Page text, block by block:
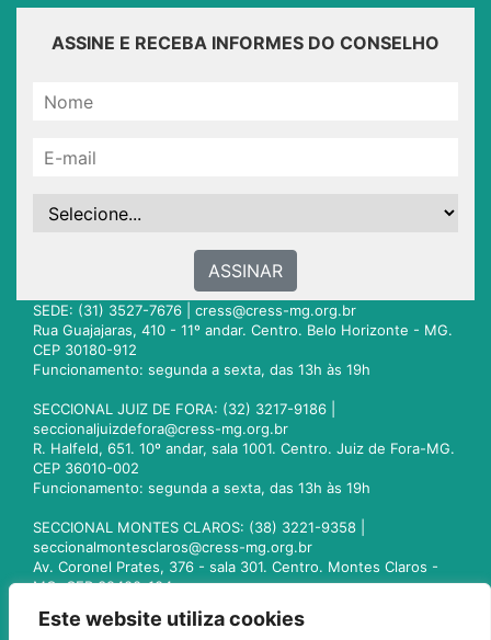
Este website utiliza cookies
ASSINE E RECEBA INFORMES DO CONSELHO
ASSINAR
SEDE: (31) 3527-7676 | cress@cress-mg.org.br
Rua Guajajaras, 410 - 11º andar. Centro. Belo Horizonte - MG.
CEP 30180-912
Funcionamento: segunda a sexta, das 13h às 19h
SECCIONAL JUIZ DE FORA: (32) 3217-9186 |
seccionaljuizdefora@cress-mg.org.br
R. Halfeld, 651. 10º andar, sala 1001. Centro. Juiz de Fora-MG.
CEP 36010-002
Funcionamento: segunda a sexta, das 13h às 19h
SECCIONAL MONTES CLAROS: (38) 3221-9358 |
seccionalmontesclaros@cress-mg.org.br
Av. Coronel Prates, 376 - sala 301. Centro. Montes Claros -
MG. CEP 39400-104